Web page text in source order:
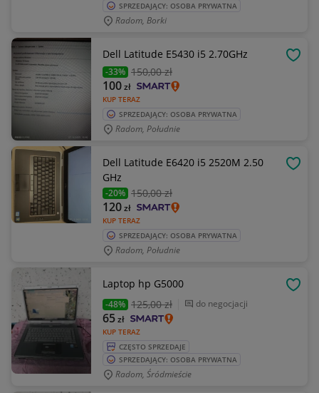
SPRZEDAJĄCY: OSOBA PRYWATNA
Radom, Borki
Dell Latitude E5430 i5 2.70GHz
-33% 150,00 zł
KUP TERAZ
100zł
SPRZEDAJĄCY: OSOBA PRYWATNA
Radom, Południe
Dell Latitude E6420 i5 2520M 2.50
GHz
-20% 150,00 zł
KUP TERAZ
120zł
SPRZEDAJĄCY: OSOBA PRYWATNA
Radom, Południe
Laptop hp G5000
-48% 125,00 zł do negocjacji
KUP TERAZ
65zł
CZĘSTO SPRZEDAJE
SPRZEDAJĄCY: OSOBA PRYWATNA
Radom, Śródmieście